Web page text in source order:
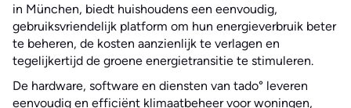
in München, biedt huishoudens een eenvoudig,
gebruiksvriendelijk platform om hun energieverbruik beter
te beheren, de kosten aanzienlijk te verlagen en
tegelijkertijd de groene energietransitie te stimuleren.
De hardware, software en diensten van tado° leveren
eenvoudig en efficiënt klimaatbeheer voor woningen,